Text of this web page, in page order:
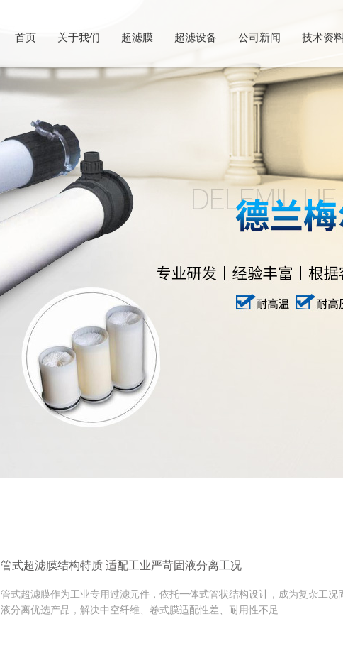
首页 关于我们 超滤膜 超滤设备 公司新闻 技术资
管式超滤膜结构特质 适配工业严苛固液分离工况
管式超滤膜作为工业专用过滤元件，依托一体式管状结构设计，成为复杂工况
液分离优选产品，解决中空纤维、卷式膜适配性差、耐用性不足